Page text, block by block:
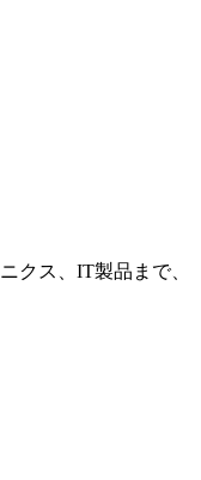
クス、IT製品まで、